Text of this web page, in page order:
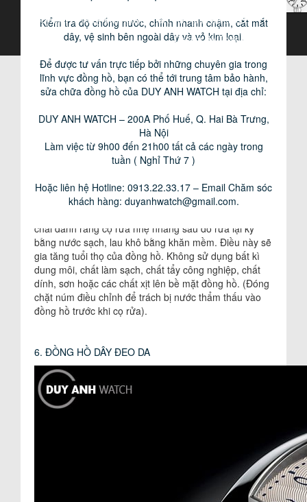
Đối với các loại đồng hồ dùng Pin xạc năng lượng mặt
trời để trong tủ, hộp không được tiếp xúc với ánh nắng
mặt trời trong thời gian từ 3 đến 6 tháng Đồng hồ sẽ
ngừng chạy, nếu muốn Đồng hồ hoạt động trở lại hãy
đem ra để nơi có ánh sáng, tốt nhất là ánh nắng mặt
trời khoảng 15 phút thì đồng hồ sẽ hoạt động trở lại.
Tuy nhiên không nên để lâu thường xuyên sẽ làm pin
bị chai (hết tác dụng).
5. ĐỒNG HỒ DÂY ĐEO KIM LOẠI:
Đối với đồng hồ dây kim loại trong quá trình sử dụng bị
mồ hôi, ghét, bụi làm cáu bẩn có thể sử dụng Kem
chải đánh răng cọ rửa nhẹ nhàng sau đó rửa lại kỹ
bằng nước sạch, lau khô bằng khăn mềm. Điều này sẽ
gia tăng tuổi thọ của đồng hồ. Không sử dụng bất kì
dung môi, chất làm sạch, chất tẩy công nghiệp, chất
dính, sơn hoặc các chất xịt lên bề mặt đồng hồ. (Đóng
chặt núm điều chỉnh để trách bị nước thẩm thấu vào
đồng hồ trước khi cọ rửa).
6. ĐỒNG HỒ DÂY ĐEO DA
Kiểm tra độ chống nước, chỉnh nhanh chậm, cắt mắt
dây, vệ sinh bên ngoài dây và vỏ kim loại.
Để được tư vấn trực tiếp bởi những chuyên gia trong
lĩnh vực đồng hồ, bạn có thể tới trung tâm bảo hành,
sửa chữa đồng hồ của DUY ANH WATCH tại địa chỉ:
DUY ANH WATCH – 200A Phố Huế, Q. Hai Bà Trưng,
Hà Nội
Làm việc từ 9h00 đến 21h00 tất cả các ngày trong
tuần ( Nghỉ Thứ 7 )
Hoặc liên hệ Hotline: 0913.22.33.17 – Email Chăm sóc
khách hàng: duyanhwatch@gmail.com.
© Copyright 2015 by biennguyen.net . All rights reserved.
Design By Thiết kế web đẹp